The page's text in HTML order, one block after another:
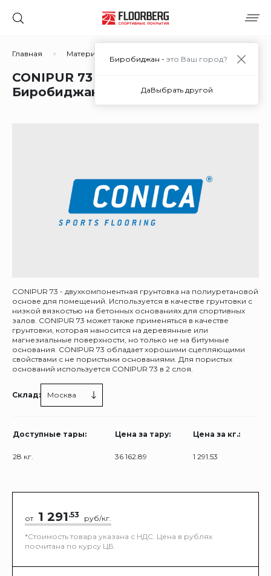
Главная Материалы Материалы для покрытий из
CONIPUR 73 (грунтовка) в
Биробиджане
CONIPUR 73 - двухкомпонентная грунтовка на полиуретановой
основе для помещений. Используется в качестве грунтовки с
низкой вязкостью на бетонных основаниях для спортивных
залов. CONIPUR 73 может также применяться в качестве
грунтовки, которая наносится на деревянные или
магнезиальные поверхности, но только не на битумные
основания. CONIPUR 73 обладает хорошими сцепляющими
свойствами с не пористыми основаниями. Для пористых
оснований используется CONIPUR 73 в 2 слоя.
Склад: Москва
Доступные тары: Цена за тару: Цена за кг.:
28 кг. 36 162.89 1 291.53
от 1 291.53
руб/кг.
*Стоимость товара указана с НДС. Цена в рублях
посчитана по курсу ЦБ.
Биробиджан - это Ваш город?
ДаВыбрать другой